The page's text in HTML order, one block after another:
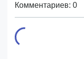
Комментариев: 0